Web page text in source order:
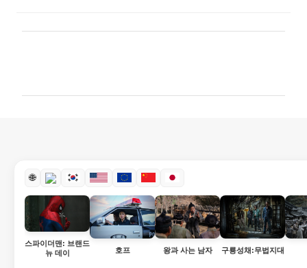
🌐
스파이더맨: 브랜드
뉴 데이
호프 왕과 사는 남자 구룡성채:무법지대